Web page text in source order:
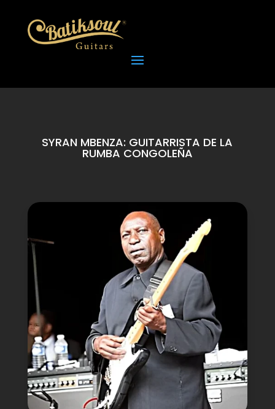
SYRAN MBENZA: GUITARRISTA DE LA
RUMBA CONGOLEÑA